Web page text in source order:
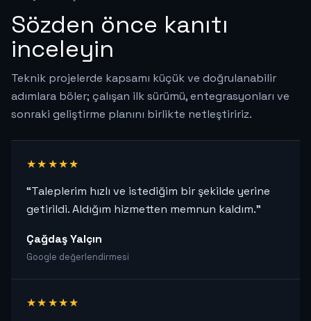
Sözden önce kanıtı
inceleyin
Teknik projelerde kapsamı küçük ve doğrulanabilir
adımlara böler; çalışan ilk sürümü, entegrasyonları ve
sonraki geliştirme planını birlikte netleştiririz.
★★★★★
“Taleplerim hızlı ve istediğim bir şekilde yerine
getirildi. Aldığım hizmetten memnun kaldım.”
Çağdaş Yalçın
Google değerlendirmesi
★★★★★